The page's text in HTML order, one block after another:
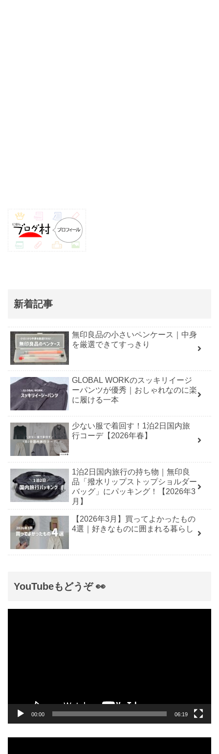
新着記事
無印良品の小さいペンケース｜中身
を厳選できてすっきり
GLOBAL WORKのスッキリイージ
ーパンツが優秀｜おしゃれなのに楽
に履ける一本
少ない服で着回す！1泊2日国内旅
行コーデ【2026年春】
1泊2日国内旅行の持ち物｜無印良
品「撥水リップストップショルダー
バッグ」にパッキング！【2026年3
月】
【2026年3月】買ってよかったもの
4選｜好きなものに囲まれる暮らし
YouTubeもどうぞ 👀
00:00 06:19